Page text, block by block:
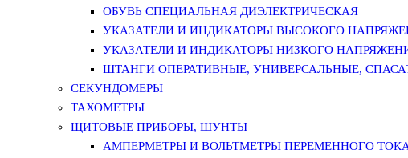
ОБУВЬ СПЕЦИАЛЬНАЯ ДИЭЛЕКТРИЧЕСКАЯ
УКАЗАТЕЛИ И ИНДИКАТОРЫ ВЫСОКОГО
УКАЗАТЕЛИ И ИНДИКАТОРЫ НИЗКОГО
ШТАНГИ ОПЕРАТИВНЫЕ, УНИВЕРСАЛЬНЫЕ,
СЕКУНДОМЕРЫ
ТАХОМЕТРЫ
ЩИТОВЫЕ ПРИБОРЫ, ШУНТЫ
АМПЕРМЕТРЫ И ВОЛЬТМЕТРЫ ПЕРЕМЕННОГО